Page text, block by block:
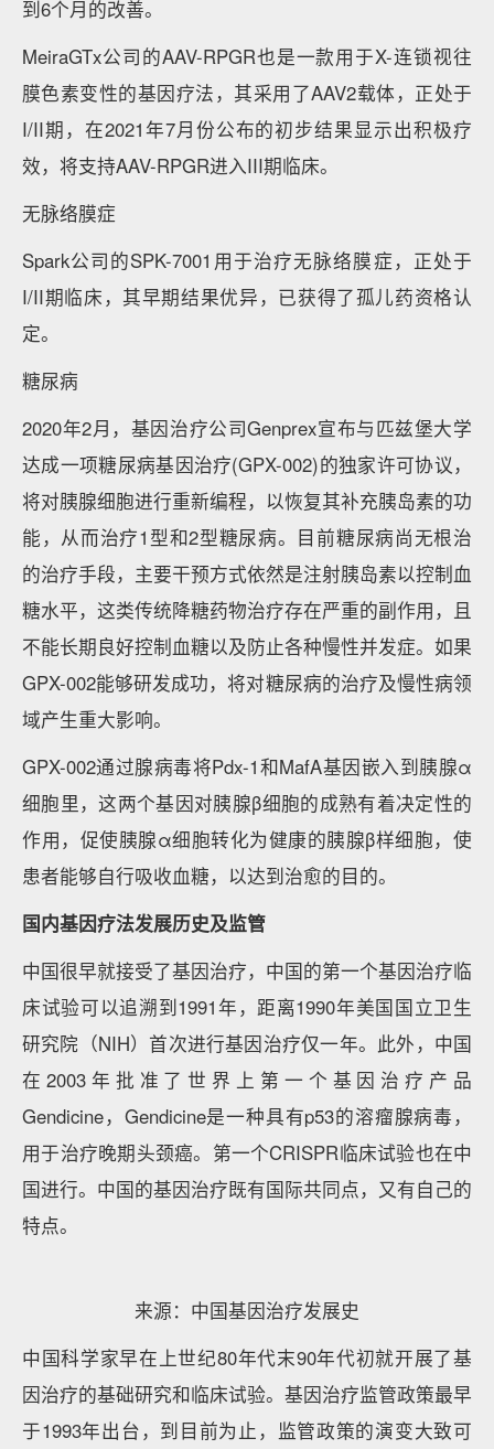
到6个月的改善。
MeiraGTx公司的AAV-RPGR也是一款用于X-连锁视往
膜色素变性的基因疗法，其采用了AAV2载体，正处于
I/II期，在2021年7月份公布的初步结果显示出积极疗
效，将支持AAV-RPGR进入III期临床。
无脉络膜症
Spark公司的SPK-7001用于治疗无脉络膜症，正处于
I/II期临床，其早期结果优异，已获得了孤儿药资格认
定。
糖尿病
2020年2月，基因治疗公司Genprex宣布与匹兹堡大学
达成一项糖尿病基因治疗(GPX-002)的独家许可协议，
将对胰腺细胞进行重新编程，以恢复其补充胰岛素的功
能，从而治疗1型和2型糖尿病。目前糖尿病尚无根治
的治疗手段，主要干预方式依然是注射胰岛素以控制血
糖水平，这类传统降糖药物治疗存在严重的副作用，且
不能长期良好控制血糖以及防止各种慢性并发症。如果
GPX-002能够研发成功，将对糖尿病的治疗及慢性病领
域产生重大影响。
GPX-002通过腺病毒将Pdx-1和MafA基因嵌入到胰腺α
细胞里，这两个基因对胰腺β细胞的成熟有着决定性的
作用，促使胰腺α细胞转化为健康的胰腺β样细胞，使
患者能够自行吸收血糖，以达到治愈的目的。
国内基因疗法发展历史及监管
中国很早就接受了基因治疗，中国的第一个基因治疗临
床试验可以追溯到1991年，距离1990年美国国立卫生
研究院（NIH）首次进行基因治疗仅一年。此外，中国
在2003年批准了世界上第一个基因治疗产品
Gendicine，Gendicine是一种具有p53的溶瘤腺病毒，
用于治疗晚期头颈癌。第一个CRISPR临床试验也在中
国进行。中国的基因治疗既有国际共同点，又有自己的
特点。
来源：中国基因治疗发展史
中国科学家早在上世纪80年代末90年代初就开展了基
因治疗的基础研究和临床试验。基因治疗监管政策最早
于1993年出台，到目前为止，监管政策的演变大致可